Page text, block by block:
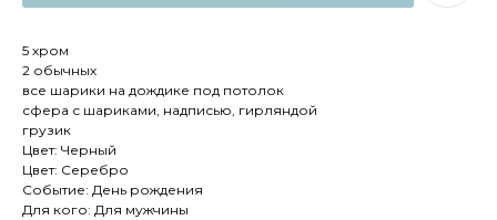
5 хром
2 обычных
все шарики на дождике под потолок
сфера с шариками, надписью, гирляндой
грузик
Цвет: Черный
Цвет: Серебро
Событие: День рождения
Для кого: Для мужчины